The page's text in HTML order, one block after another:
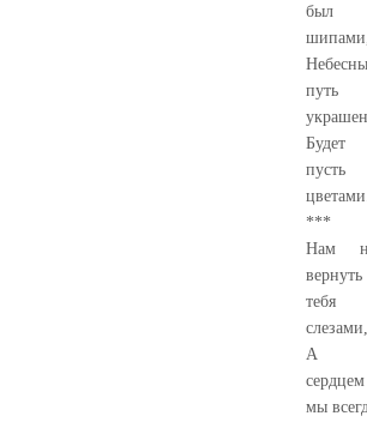
был
шипами,
путь
украшен
Будет
пусть
цветами.
***
Нам
вернуть
тебя
слезами,
А
сердцем
мы